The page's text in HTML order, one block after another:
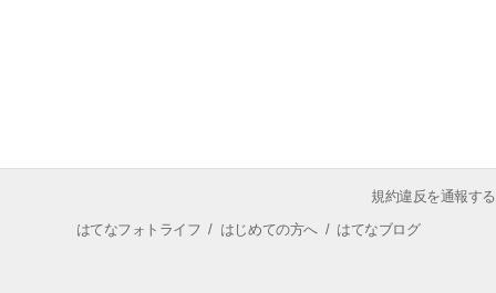
規約違反を通報する
はてなフォトライフ / はじめての方へ/ はてなブログ